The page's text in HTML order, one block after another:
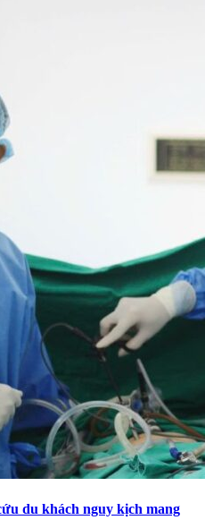
du khách nguy kịch mang